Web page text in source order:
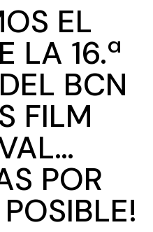
EL
LA 16.ª
BCN
FILM
POR